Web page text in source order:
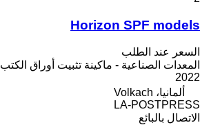
Horizon SPF models
السعر عند الطلب
المعدات الصناعية - ماكينة تثبيت أوراق الكتب
2022
ألمانيا، Volkach
LA-POSTPRESS
الاتصال بالبائع